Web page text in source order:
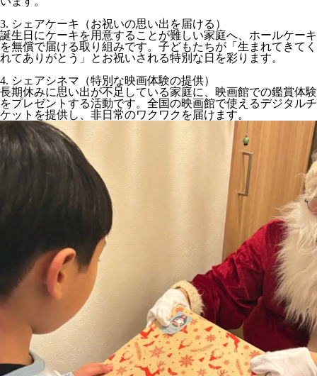
3. シェアケーキ（お祝いの思い出を届ける）
誕生日にケーキを用意することが難しい家庭へ、ホールケーキ
を無償で届ける取り組みです。子どもたちが「生まれてきてく
れてありがとう」とお祝いされる特別な日を彩ります。
4. シェアシネマ（特別な映画体験の提供）
長期休みに思い出が不足している家庭に、映画館での鑑賞体験
をプレゼントする活動です。全国の映画館で使えるデジタルチ
ケットを提供し、非日常のワクワクを届けます。